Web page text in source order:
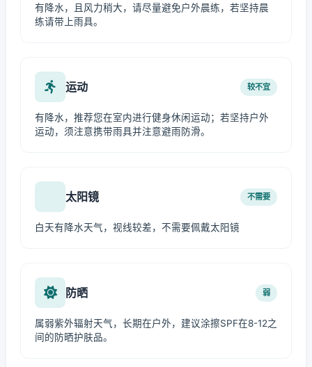
有降水，且风力稍大，请尽量避免户外晨练，若坚持晨
练请带上雨具。
运动 较不宜
有降水，推荐您在室内进行健身休闲运动；若坚持户外
运动，须注意携带雨具并注意避雨防滑。
太阳镜 不需要
白天有降水天气，视线较差，不需要佩戴太阳镜
防晒 弱
属弱紫外辐射天气，长期在户外，建议涂擦SPF在8-12之
间的防晒护肤品。